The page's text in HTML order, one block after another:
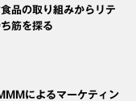
品の取り組みからリテ
筋を探る
によるマーケティン